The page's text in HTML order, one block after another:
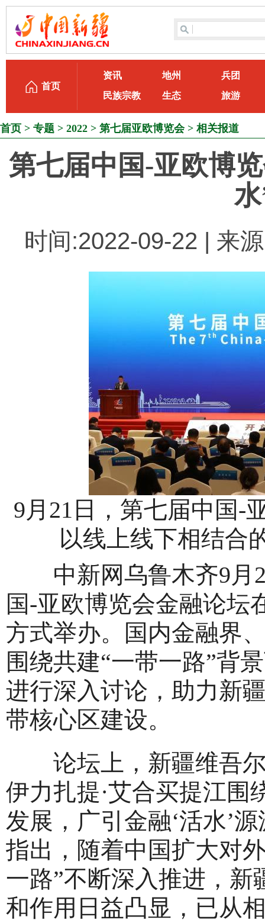
首页
资讯 地州
兵团
民族宗教
生态 旅游
首页 > 专题 > 2022 > 第七届亚欧博览会> 相关报道
第七届中国-亚欧博
时间:2022-09-22 | 来
9月21日，第七届中国-
以线上线下相结
中新网乌鲁木齐9月
国-亚欧博览会金融论坛
方式举办。国内金融界
围绕共建“一带一路”背
进行深入讨论，助力新
带核心区建设。
论坛上，新疆维吾尔
伊力扎提·艾合买提江围
发展，广引金融‘活水’
指出，随着中国扩大对
一路”不断深入推进，
和作用日益凸显，已从